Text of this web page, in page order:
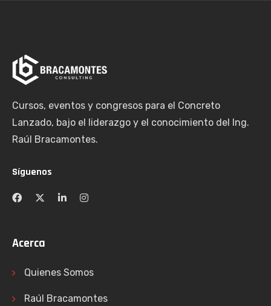
Cursos, eventos y congresos para el Concreto
Lanzado, bajo el liderazgo y el conocimiento del Ing.
Raúl Bracamontes.
Síguenos
Acerca
Quienes Somos
Raúl Bracamontes